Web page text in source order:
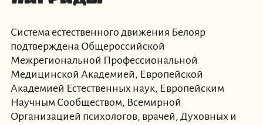
Система естественного движения Белояр
подтверждена Общероссийской
Межрегиональной Профессиональной
Медицинской Академией, Европейской
Академией Естественных наук, Европейским
Научным Сообществом, Всемирной
Организацией психологов, врачей, Духовных и